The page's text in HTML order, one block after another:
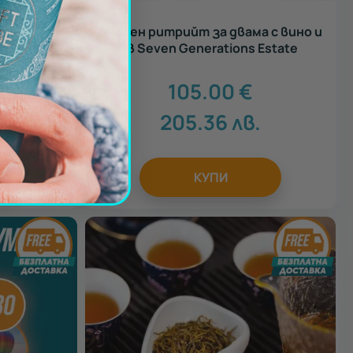
-
Дневен ритрийт за двама с вино и
СПА в Seven Generations Estate
105.00€
205.36лв.
КУПИ